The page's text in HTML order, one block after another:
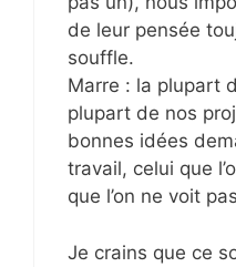
de leur pensée
souffle.
Marre : la plupart
plupart de nos
bonnes idées
travail, celui que
que l’on ne voit
Je crains que ce